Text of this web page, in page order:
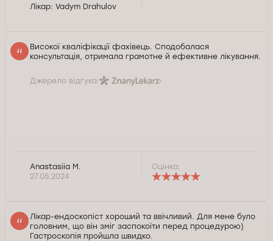
Лікар: Vadym Drahulov
Високої кваліфікації фахівець. Сподобалася
консультація, отримала грамотне й ефективне лікування.
Джерело відгука:
Anastasiia M.
27.05.2024
Оцінка:
Лікар-ендоскопіст хороший та ввічливий. Для мене було
головним, що він зміг заспокоїти перед процедурою)
Гастроскопія пройшла швидко.